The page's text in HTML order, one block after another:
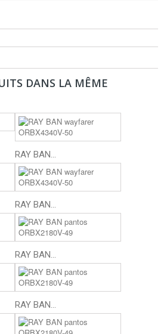
DANS LA MÊME
RAY BAN...
RAY BAN...
RAY BAN...
RAY BAN...